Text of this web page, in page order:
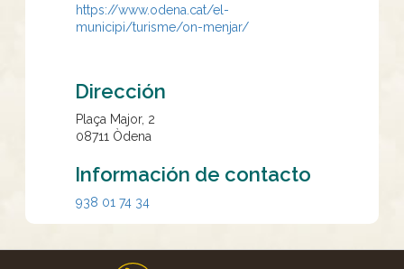
https://www.odena.cat/el-
municipi/turisme/on-menjar/
Dirección
Plaça Major, 2
08711 Òdena
Información de contacto
938 01 74 34